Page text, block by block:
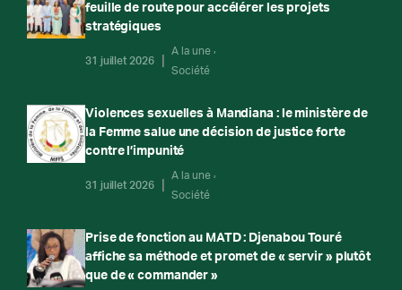
feuille de route pour accélérer les projets
stratégiques
31 juillet 2026
A la une
Société
Violences sexuelles à Mandiana : le ministère de
la Femme salue une décision de justice forte
contre l’impunité
31 juillet 2026
A la une
Société
Prise de fonction au MATD : Djenabou Touré
affiche sa méthode et promet de « servir » plutôt
que de « commander »